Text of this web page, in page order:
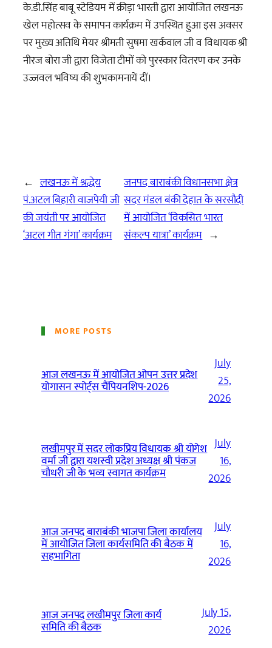
के.डी.सिंह बाबू स्टेडियम में क्रीड़ा भारती द्वारा आयोजित लखनऊ
खेल महोत्सव के समापन कार्यक्रम में उपस्थित हुआ इस अवसर
पर मुख्य अतिथि मेयर श्रीमती सुषमा खर्कवाल जी व विधायक श्री
नीरज बोरा जी द्वारा विजेता टीमों को पुरस्कार वितरण कर उनके
उज्जवल भविष्य की शुभकामनायें दीं।
← लखनऊ में श्रद्धेय
पं.अटल बिहारी वाजपेयी जी
की जयंती पर आयोजित
‘अटल गीत गंगा’ कार्यक्रम
जनपद बाराबंकी विधानसभा क्षेत्र
सदर मंडल बंकी देहात के सरसौदी
में आयोजित ‘विकसित भारत
संकल्प यात्रा’ कार्यक्रम →
MORE POSTS
आज लखनऊ में आयोजित ओपन उत्तर प्रदेश
योगासन स्पोर्ट्स चैंपियनशिप-2026
July
25,
2026
लखीमपुर में सदर लोकप्रिय विधायक श्री योगेश
वर्मा जी द्वारा यशस्वी प्रदेश अध्यक्ष श्री पंकज
चौधरी जी के भव्य स्वागत कार्यक्रम
July
16,
2026
आज जनपद बाराबंकी भाजपा जिला कार्यालय
में आयोजित जिला कार्यसमिति की बैठक में
सहभागिता
July
16,
2026
आज जनपद लखीमपुर जिला कार्य
समिति की बैठक
July 15,
2026